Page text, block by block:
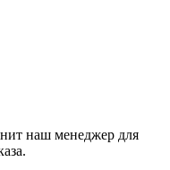
наш менеджер для